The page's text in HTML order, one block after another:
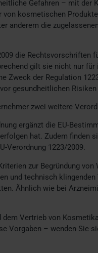
Gefahren – mit der
kosmetischen
anderem die
die Rechtsvorschriften
gilt sie nicht nur für
Zweck der Regulation
gesundheitlichen
zwei weitere
ergänzt die EU-
hat. Zudem finden
Verordnung 1223/2009.
zur Begründung von
und technisch klingenden
Ähnlich wie bei
Vertrieb von
Vorgaben – wenden Sie